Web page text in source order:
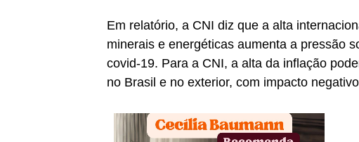
Em relatório, a CNI diz que a alta
minerais e energéticas aumenta a pressão
covid-19. Para a CNI, a alta da inflação
no Brasil e no exterior, com impacto